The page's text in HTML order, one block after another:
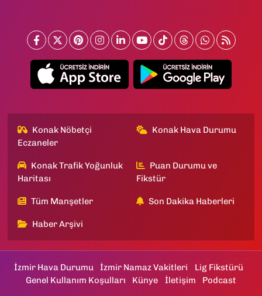
Konak Nöbetçi
Eczaneler
Konak Hava Durumu
Konak Trafik Yoğunluk
Haritası
Puan Durumu ve
Fikstür
Tüm Manşetler Son Dakika Haberleri
Haber Arşivi
İzmir Hava Durumu İzmir Namaz Vakitleri
Lig Fikstürü
Genel Kullanım Koşulları
Künye İletişim Podcast